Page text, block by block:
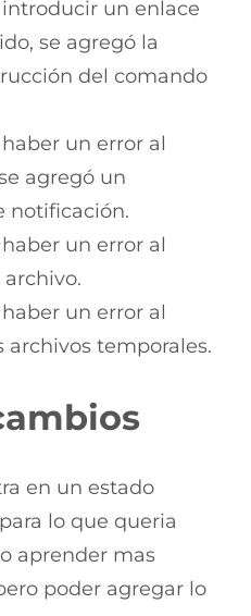
introducir un enlace
se agregó la
del comando
un error al
agregó un
notificación.
un error al
un error al
archivos temporales.
en un estado
lo que queria
aprender mas
poder agregar lo